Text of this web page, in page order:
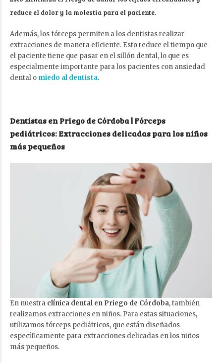
reduce el dolor y la molestia para el paciente.
Además, los fórceps permiten a los dentistas realizar
extracciones de manera eficiente. Esto reduce el tiempo que
el paciente tiene que pasar en el sillón dental, lo que es
especialmente importante para los pacientes con ansiedad
dental o miedo al dentista.
Dentistas en Priego de Córdoba | Fórceps
pediátricos: Extracciones delicadas para los niños
más pequeños
En nuestra clínica dental en Priego de Córdoba, también
realizamos extracciones en niños. Para estas situaciones,
utilizamos fórceps pediátricos, que están diseñados
específicamente para extracciones delicadas en los niños
más pequeños.